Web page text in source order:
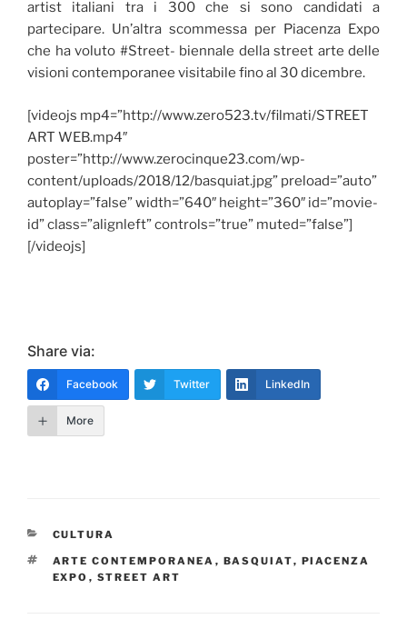
artist italiani tra i 300 che si sono candidati a
partecipare. Un’altra scommessa per Piacenza Expo
che ha voluto #Street- biennale della street arte delle
visioni contemporanee visitabile fino al 30 dicembre.
[videojs mp4=”http://www.zero523.tv/filmati/STREET
ART WEB.mp4″
poster=”http://www.zerocinque23.com/wp-
content/uploads/2018/12/basquiat.jpg” preload=”auto”
autoplay=”false” width=”640″ height=”360″ id=”movie-
id” class=”alignleft” controls=”true” muted=”false”]
[/videojs]
Share via:
Facebook Twitter LinkedIn
More
CATEGORIE
CULTURA
TAG
ARTE CONTEMPORANEA , BASQUIAT, PIACENZA
EXPO , STREET ART